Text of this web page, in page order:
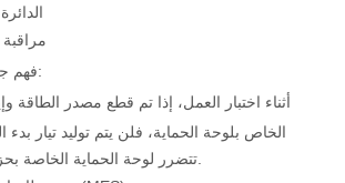
الدائرة
مراقبة
فهم جهد الشحن والتفريغ:
أثناء اختبار العمل، إذا تم قطع مصدر الطاقة